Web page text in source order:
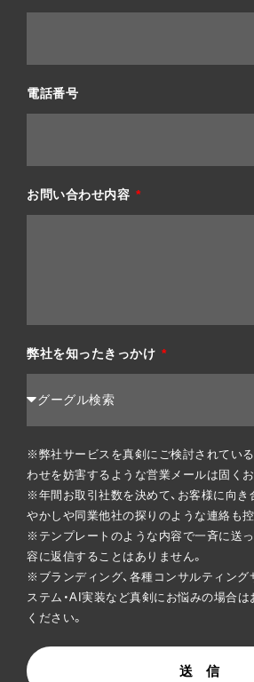
電話番号
お問い合わせ内容
弊社を知ったきっかけ
※弊社サービスを真剣にご検討されてい
わせを妨害するような営業メールは固くお
※年間お取引社数を決めて、お客様に向き
やかしや同業他社の探りのような連絡も控
※テンプレートのような内容で一斉に送
容に返信することはありません。
※ブランディング、各種コンサルティング
ステム・AI実装など真剣にお悩みの場合
ください。
送 信